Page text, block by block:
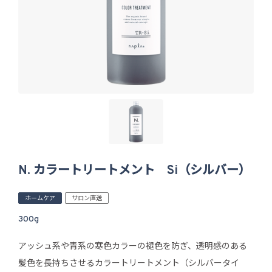
N. カラートリートメント Si（シルバー）
ホームケア サロン直送
300g
アッシュ系や青系の寒色カラーの褪色を防ぎ、透明感のある
髪色を長持ちさせるカラートリートメント（シルバータイ